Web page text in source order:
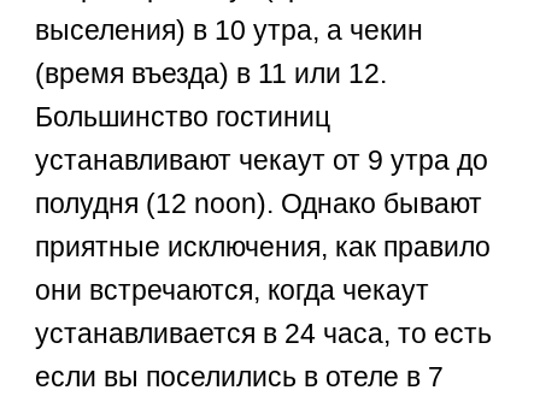
выселения) в 10 утра, а чекин
(время въезда) в 11 или 12.
Большинство гостиниц
устанавливают чекаут от 9 утра до
полудня (12 noon). Однако бывают
приятные исключения, как правило
они встречаются, когда чекаут
устанавливается в 24 часа, то есть
если вы поселились в отеле в 7